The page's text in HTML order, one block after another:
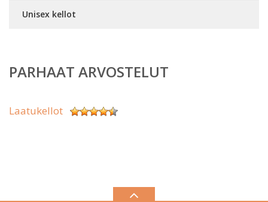
Unisex kellot
PARHAAT ARVOSTELUT
Laatukellot